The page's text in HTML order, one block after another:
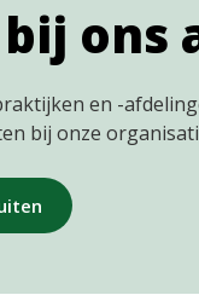
ons
en -
bij onze